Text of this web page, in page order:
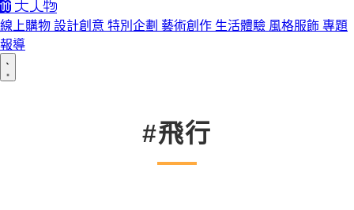
線上購物 設計創意 特別企劃 藝術創作 生活體驗 風格服飾 專題
報導
#飛行